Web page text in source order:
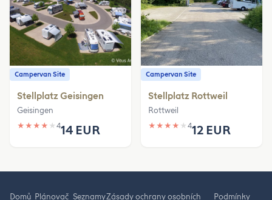
Campervan Site
Stellplatz Geisingen
Geisingen
★ ★ ★ ★ ★ 414 EUR
Campervan Site
Stellplatz Rottweil
Rottweil
★ ★ ★ ★ ★ 412 EUR
Domů Plánovač SeznamyZásady ochrany osobních Podmínky